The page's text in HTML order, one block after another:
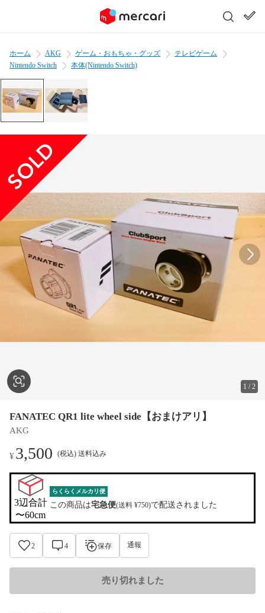
ホーム AKG ゲーム・おもちゃ・グッズ
テレビゲーム
Nintendo Switch
本体(Nintendo Switch)
1 /2
FANATEC QR1 lite wheel side【おまけアリ】
AKG
¥3,500 (税込) 送料込み
3辺合計
〜60cm
らくらくメルカリ便
この商品は宅急便(送料 ¥750)で配送されました
2 4 保存 通報
売り切れました